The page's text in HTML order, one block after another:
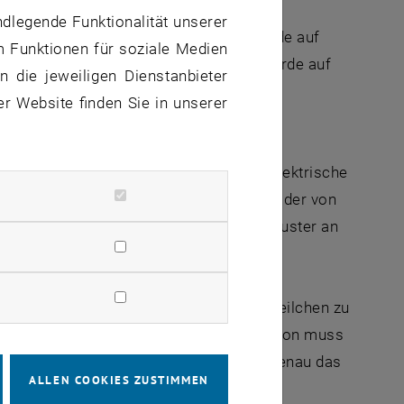
Der Elektronenstrahl wurde auf
Strahl durchdrang den Kristall und wurde auf
sehen, doch durch das lokale elektrische
Löffler und Prof. Peter Schattschneider von
Methode, aus diesem veränderten Muster an
und sie nicht nur als klassische Teilchen zu
Peter Schattschneider. „Das Elektron muss
wie ein klassisches Teilchen – und genau das
Funktionalität unserer
Funktionen für soziale Medien
die jeweiligen Dienstanbieter
Website finden Sie in unserer
ALLEN COOKIES ZUSTIMMEN